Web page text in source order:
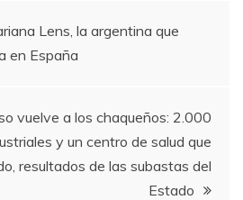
Lens, la argentina que
en España
vuelve a los chaqueños: 2.000
y un centro de salud que
resultados de las subastas del
Estado